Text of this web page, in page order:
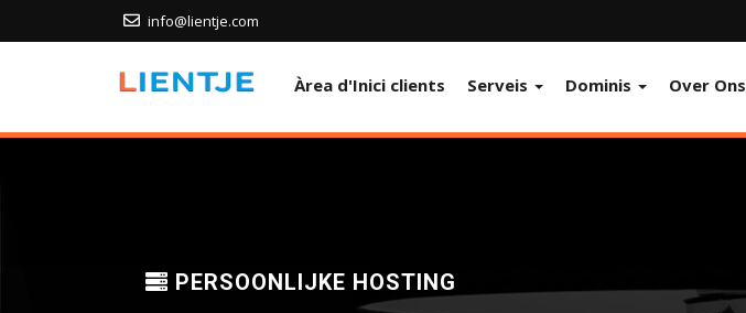
info@lientje.com
Àrea d'Inici clients Serveis Dominis Over Ons
PERSOONLIJKE HOSTING